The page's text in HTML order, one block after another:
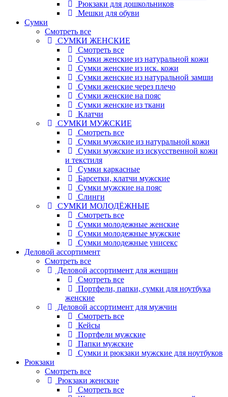
Рюкзаки для дошкольников
Мешки для обуви
Сумки
Смотреть все
СУМКИ ЖЕНСКИЕ
Смотреть все
Сумки женские из натуральной кожи
Сумки женские из иск. кожи
Сумки женские из натуральной замши
Сумки женские через плечо
Сумки женские на пояс
Сумки женские из ткани
Клатчи
СУМКИ МУЖСКИЕ
Смотреть все
Сумки мужские из натуральной кожи
Сумки мужские из искусственной кожи
и текстиля
Сумки каркасные
Барсетки, клатчи мужские
Сумки мужские на пояс
Слинги
СУМКИ МОЛОДЁЖНЫЕ
Смотреть все
Сумки молодежные женские
Сумки молодежные мужские
Сумки молодежные унисекс
Деловой ассортимент
Смотреть все
Деловой ассортимент для женщин
Смотреть все
Портфели, папки, сумки для ноутбука
женские
Деловой ассортимент для мужчин
Смотреть все
Кейсы
Портфели мужские
Папки мужские
Сумки и рюкзаки мужские для ноутбуков
Рюкзаки
Смотреть все
Рюкзаки женские
Смотреть все